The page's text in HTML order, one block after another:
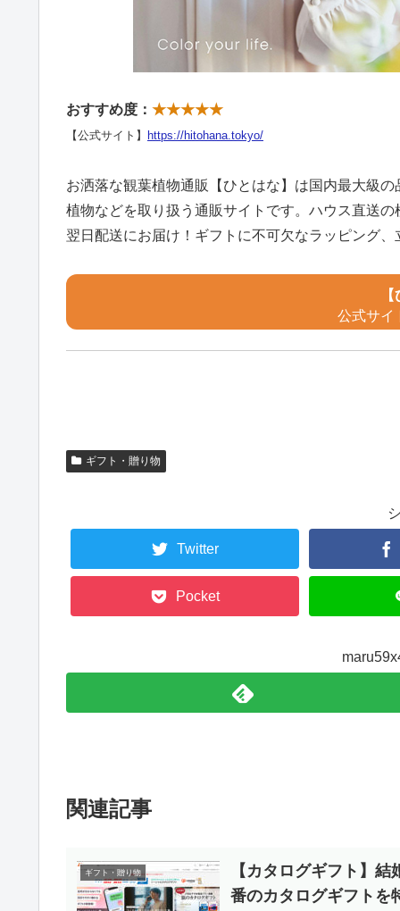
おすすめ度： ★★★★★
【公式サイト】 https://hitohana.tokyo/
お洒落な観葉植物通販【ひとはな】は国内最大級
植物などを取り扱う通販サイトです。ハウス直送
翌日配送にお届け！ギフトに不可欠なラッピング
公式サイ
ギフト・贈り物
Twitter
Pocket
関連記事
ギフト・贈り物
【カタログギフト】
番のカタログギフトを